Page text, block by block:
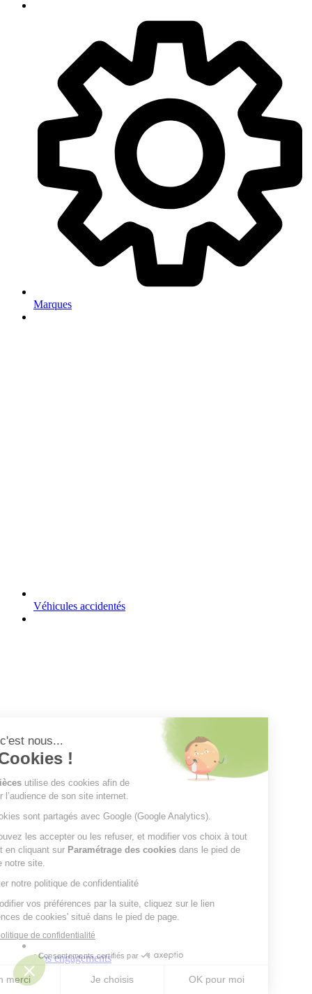
Marques
Véhicules accidentés
Nos engagements